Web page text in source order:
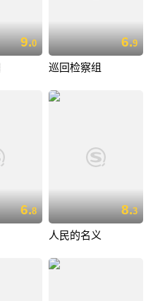
9.0 6.9
巡回检察组
6.8 8.3
人民的名义